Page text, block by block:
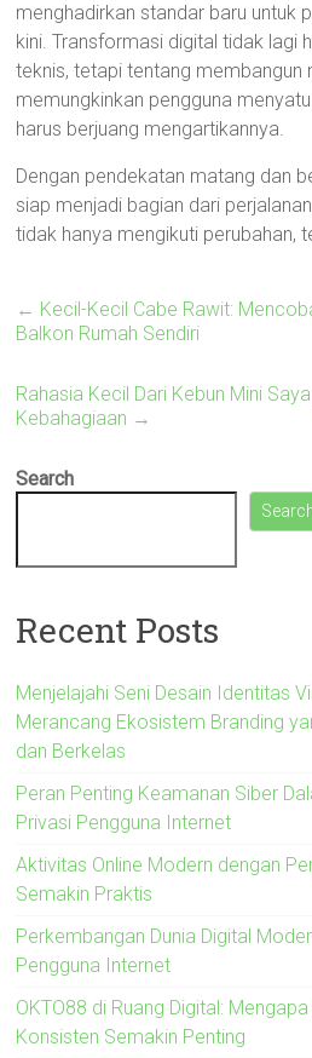
menghadirkan standar baru untuk
kini. Transformasi digital tidak lagi
teknis, tetapi tentang membangun
memungkinkan pengguna
harus berjuang mengartikannya.
Dengan pendekatan matang dan
siap menjadi bagian dari
tidak hanya mengikuti perubahan,
← Kecil-Kecil Cabe Rawit:
Balkon Rumah Sendiri
Rahasia Kecil Dari Kebun Mini
Kebahagiaan →
Search
Recent Posts
Menjelajahi Seni Desain Identitas
Merancang Ekosistem Branding
dan Berkelas
Peran Penting Keamanan Siber
Privasi Pengguna Internet
Aktivitas Online Modern dengan
Semakin Praktis
Perkembangan Dunia Digital
Pengguna Internet
OKTO88 di Ruang Digital:
Konsisten Semakin Penting